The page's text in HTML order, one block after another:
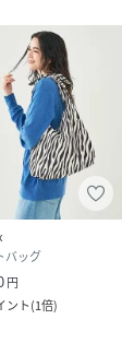
します。
アイテ
物を楽しん
バッグ
円
ント(1倍)